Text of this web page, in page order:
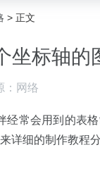
> 正文
坐标轴的
网络
经常会用到的表
详细的制作教程